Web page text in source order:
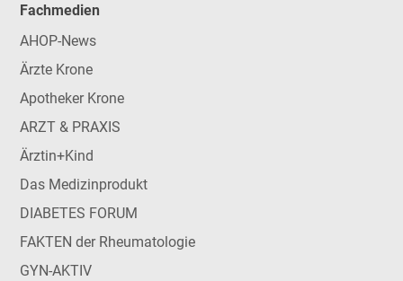
Fachmedien
AHOP-News
Ärzte Krone
Apotheker Krone
ARZT & PRAXIS
Ärztin+Kind
Das Medizinprodukt
DIABETES FORUM
FAKTEN der Rheumatologie
GYN-AKTIV